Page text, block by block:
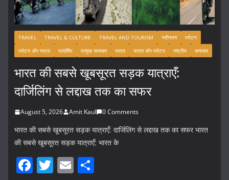
TRAVEL TRAVEL & CULTURE TRAVEL AND TOURISM नवीनतम
पर्यटन
पर्यटन और यात्रा
प्रदर्शित प्रमुख समाचार यात्रा यात्रा और पर्यटन राष्ट्रीय समाचार
भारत की सबसे खूबसूरत सड़क यात्राएँ:
दार्जिलिंग से लद्दाख तक का सफर
August 5, 2026 Amit Kaul 0 Comments
भारत की सबसे खूबसूरत सड़क यात्राएँ: दार्जिलिंग से लद्दाख तक का सफर भारत
की सबसे खूबसूरत सड़क यात्राएँ: भारत के
F T E